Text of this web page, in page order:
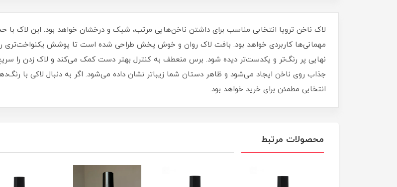
مهمانی‌ها کاربردی خواهد بود. بافت لاک روان و خوش‌ پخش طراحی شده است تا پوشش یکنواخت‌تری
نهایی پر رنگ‌تر و یکدست‌تر دیده شود. برس منعطف به کنترل بهتر دست کمک می‌کند و لاک زدن را
جذاب روی ناخن ایجاد می‌شود و ظاهر دستان شما زیباتر نشان داده می‌شود. اگر به دنبال لاکی با
انتخابی مطمئن برای خرید خواهد بود.
محصولات مرتبط